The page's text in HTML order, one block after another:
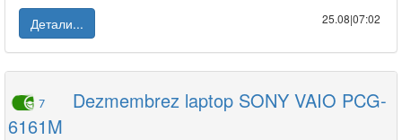
Детали...
25.08|07:02
7
Dezmembrez laptop SONY VAIO PCG-
6161M